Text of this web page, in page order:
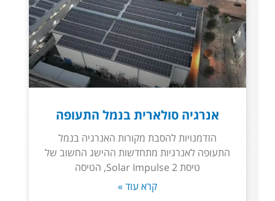
אנרגיה סולארית בנמל התעופה
הזדמנויות להסבת מקורות האנרגיה בנמל
התעופה לאנרגיות מתחדשות ההישג החשוב של
טיסת Solar Impulse 2, הטיסה
קרא עוד »